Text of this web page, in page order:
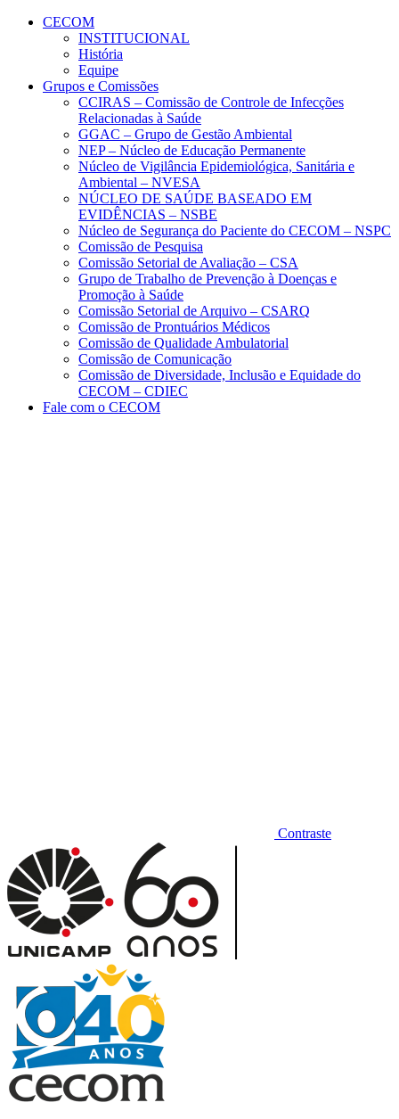
Conteúdo principal
CECOM
INSTITUCIONAL
História
Equipe
Grupos e Comissões
CCIRAS – Comissão de Controle de Infecções
Relacionadas à Saúde
GGAC – Grupo de Gestão Ambiental
NEP – Núcleo de Educação Permanente
Núcleo de Vigilância Epidemiológica, Sanitária e
Ambiental – NVESA
NÚCLEO DE SAÚDE BASEADO EM
EVIDÊNCIAS – NSBE
Núcleo de Segurança do Paciente do CECOM – NSPC
Comissão de Pesquisa
Comissão Setorial de Avaliação – CSA
Grupo de Trabalho de Prevenção à Doenças e
Promoção à Saúde
Comissão Setorial de Arquivo – CSARQ
Comissão de Prontuários Médicos
Comissão de Qualidade Ambulatorial
Comissão de Comunicação
Comissão de Diversidade, Inclusão e Equidade do
CECOM – CDIEC
Fale com o CECOM
Contraste